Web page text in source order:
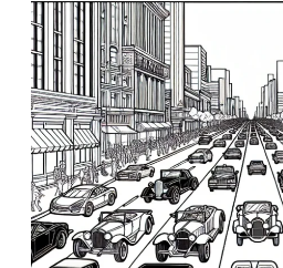
i
c
a
t
i
o
n